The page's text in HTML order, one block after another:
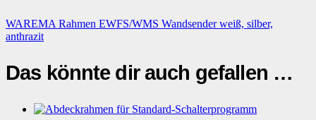
WAREMA Rahmen EWFS/WMS Wandsender weiß, silber,
anthrazit
Das könnte dir auch gefallen …